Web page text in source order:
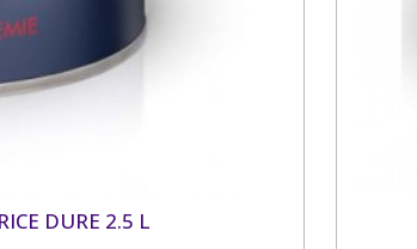
DURE 2.5 L